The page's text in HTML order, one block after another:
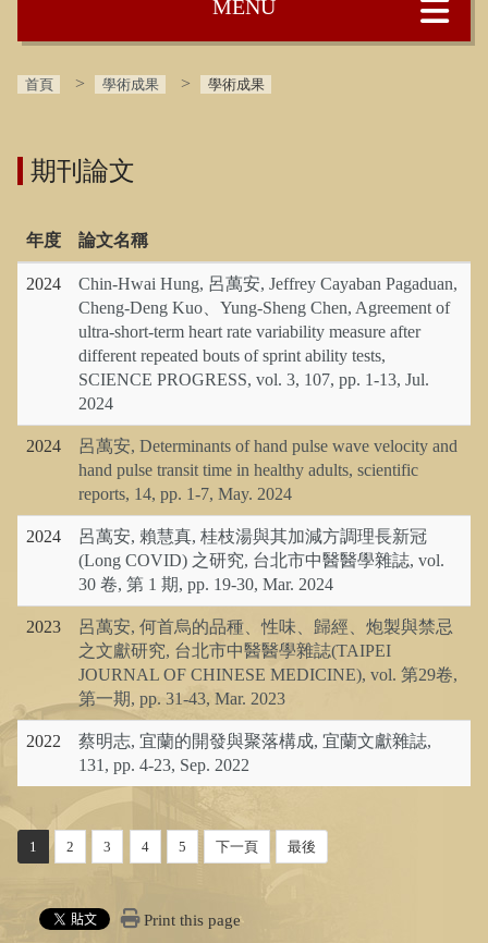
首頁 學術成果 學術成果
期刊論文
年度 論文名稱
2024
Chin-Hwai Hung, 呂萬安, Jeffrey Cayaban Pagaduan,
Cheng-Deng Kuo、Yung-Sheng Chen, Agreement of
ultra-short-term heart rate variability measure after
different repeated bouts of sprint ability tests,
SCIENCE PROGRESS, vol. 3, 107, pp. 1-13, Jul.
2024
2024
呂萬安, Determinants of hand pulse wave velocity and
hand pulse transit time in healthy adults, scientific
reports, 14, pp. 1-7, May. 2024
2024
呂萬安, 賴慧真, 桂枝湯與其加減方調理長新冠
(Long COVID) 之研究, 台北市中醫醫學雜誌, vol.
30 卷, 第 1 期, pp. 19-30, Mar. 2024
2023
呂萬安, 何首烏的品種、性味、歸經、炮製與禁忌
之文獻研究, 台北市中醫醫學雜誌(TAIPEI
JOURNAL OF CHINESE MEDICINE), vol. 第29卷,
第一期, pp. 31-43, Mar. 2023
2022
蔡明志, 宜蘭的開發與聚落構成, 宜蘭文獻雜誌,
131, pp. 4-23, Sep. 2022
1 2 3 4 5 下一頁 最後
Print this page